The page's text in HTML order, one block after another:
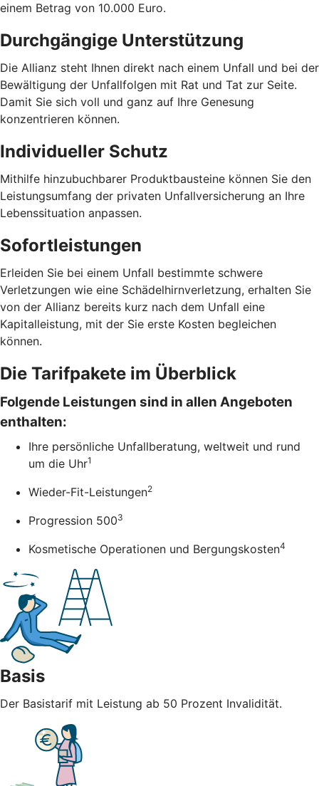
einem Betrag von 10.000 Euro.
Durchgängige Unterstützung
Die Allianz steht Ihnen direkt nach einem Unfall und bei der
Bewältigung der Unfallfolgen mit Rat und Tat zur Seite.
Damit Sie sich voll und ganz auf Ihre Genesung
konzentrieren können.
Individueller Schutz
Mithilfe hinzubuchbarer Produktbausteine können Sie den
Leistungsumfang der privaten Unfallversicherung an Ihre
Lebenssituation anpassen.
Sofortleistungen
Erleiden Sie bei einem Unfall bestimmte schwere
Verletzungen wie eine Schädelhirnverletzung, erhalten Sie
von der Allianz bereits kurz nach dem Unfall eine
Kapitalleistung, mit der Sie erste Kosten begleichen
können.
Die Tarifpakete im Überblick
Folgende Leistungen sind in allen Angeboten
enthalten:
Ihre persönliche Unfallberatung, weltweit und rund
um die Uhr1
Wieder-Fit-Leistungen2
Progression 5003
Kosmetische Operationen und Bergungskosten4
Basis
Der Basistarif mit Leistung ab 50 Prozent Invalidität.